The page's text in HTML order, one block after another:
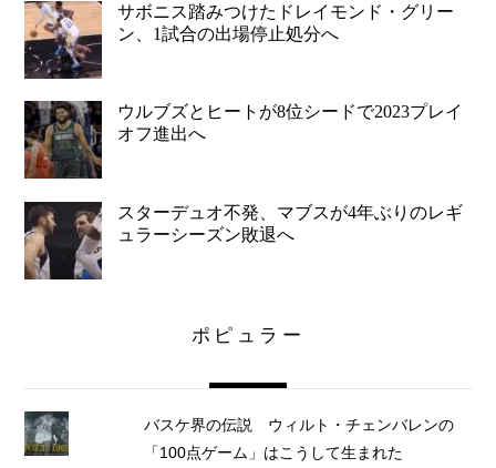
サボニス踏みつけたドレイモンド・グリー
ン、1試合の出場停止処分へ
ウルブズとヒートが8位シードで2023プレイ
オフ進出へ
スターデュオ不発、マブスが4年ぶりのレギ
ュラーシーズン敗退へ
ポピュラー
バスケ界の伝説 ウィルト・チェンバレンの
「100点ゲーム」はこうして生まれた